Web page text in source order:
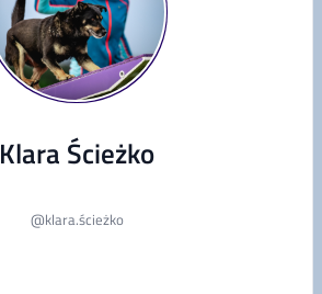
Klara Ścieżko
@klara.ścieżko